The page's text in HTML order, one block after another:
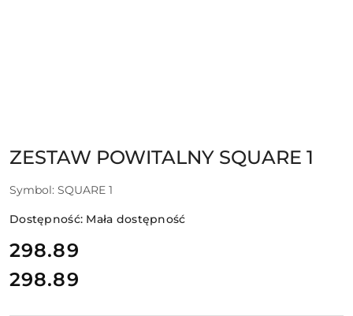
ZESTAW POWITALNY SQUARE 1
Symbol: SQUARE 1
Dostępność: Mała dostępność
cena:
298.89
Cena:
298.89